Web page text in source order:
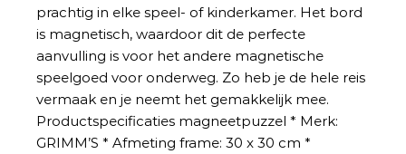
prachtig in elke speel- of kinderkamer. Het bord
is magnetisch, waardoor dit de perfecte
aanvulling is voor het andere magnetische
speelgoed voor onderweg. Zo heb je de hele reis
vermaak en je neemt het gemakkelijk mee.
Productspecificaties magneetpuzzel * Merk:
GRIMM’S * Afmeting frame: 30 x 30 cm *